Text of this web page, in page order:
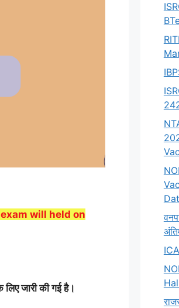
will held on
जारी की गई है।